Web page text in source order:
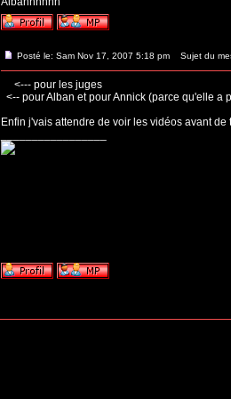
Posté le: Sam Nov 17, 2007 5:18 pm Sujet du
<--- pour les juges
<-- pour Alban et pour Annick (parce qu'elle
Enfin j'vais attendre de voir les vidéos avant